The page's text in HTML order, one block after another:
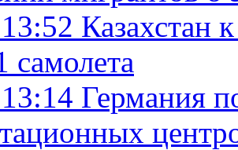
Казахстан
самолета
Германия